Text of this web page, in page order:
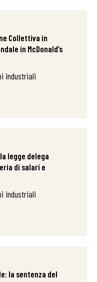
Collettiva in
in McDonald’s
industriali
legge delega
di salari e
industriali
la sentenza del